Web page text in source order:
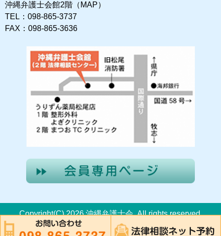
沖縄弁護士会館2階（MAP）
TEL：098-865-3737
FAX：098-865-3636
Copyright(C) 2026 沖縄弁護士会. All rights reserved.